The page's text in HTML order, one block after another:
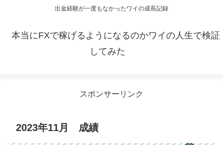
出金経験が一度もなかったワイの成長記録
本当にFXで稼げるようになるのかワイの人生で検証
してみた
スポンサーリンク
2023年11月 成績